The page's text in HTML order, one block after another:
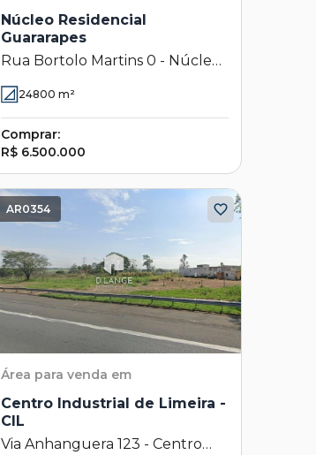
Núcleo Residencial
Guararapes
Rua Bortolo Martins 0 - Núcleo
Campinas - SP
24800 m²
Comprar:
R$ 6.500.000
AR0354
Área para venda em
Centro Industrial de Limeira -
CIL
Via Anhanguera 123 - Centro